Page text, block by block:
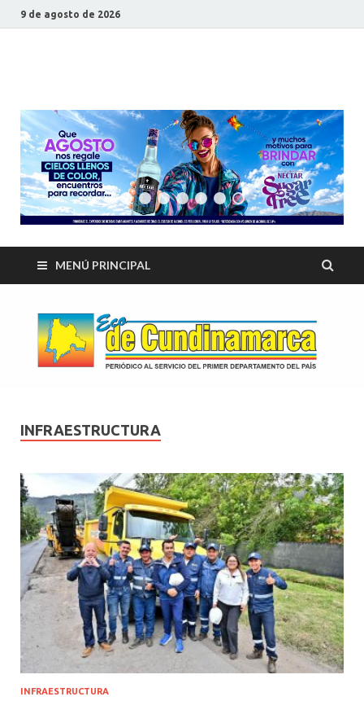
9 de agosto de 2026
CUNDINAMARCA
MENÚ PRINCIPAL
INFRAESTRUCTURA
INFRAESTRUCTURA